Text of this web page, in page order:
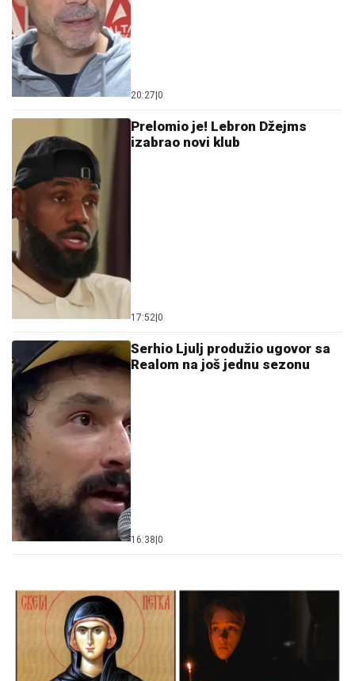
20:27|0
Prelomio je! Lebron Džejms
izabrao novi klub
17:52|0
Serhio Ljulj produžio ugovor sa
Realom na još jednu sezonu
16:38|0